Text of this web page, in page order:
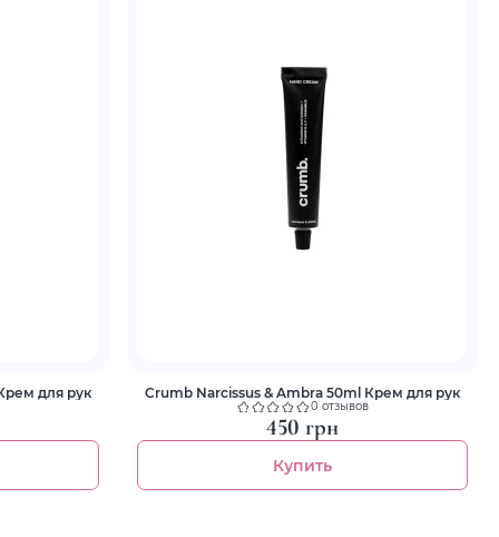
для рук Crumb Narcissus & Ambra 50ml Крем для рук
0 отзывов
450 грн
Купить